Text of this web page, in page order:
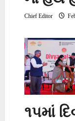
માં
શ્રી
રોડ-શો
Chief Editor
૧૫માં